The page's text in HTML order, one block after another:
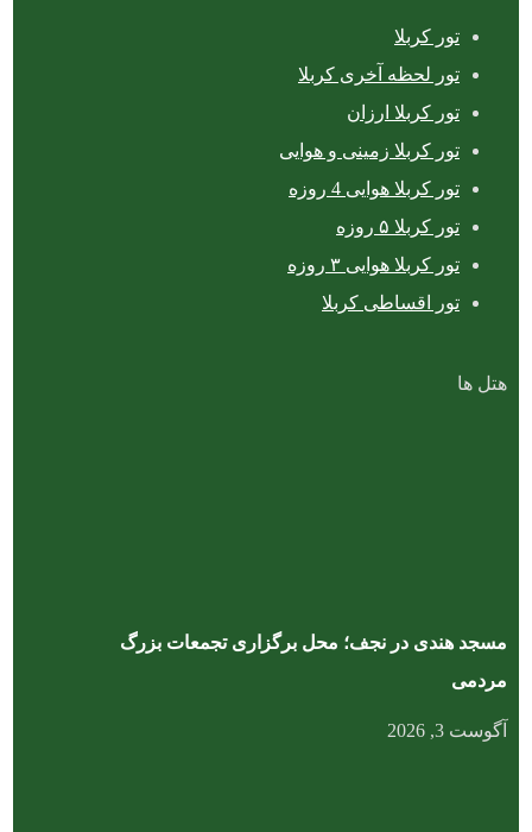
تور کربلا
تور لحظه آخری کربلا
تور کربلا ارزان
تور کربلا زمینی و هوایی
تور کربلا هوایی 4 روزه
تور کربلا ۵ روزه
تور کربلا هوایی ۳ روزه
تور اقساطی کربلا
هتل ها
مسجد هندی در نجف؛ محل برگزاری تجمعات بزرگ
مردمی
آگوست 3, 2026